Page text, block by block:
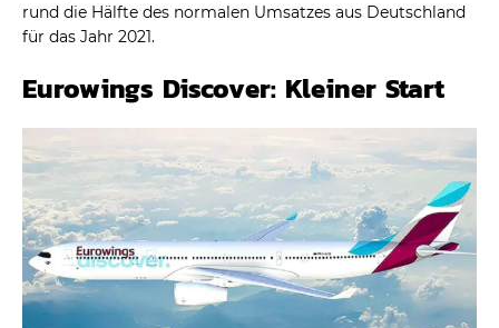
rund die Hälfte des normalen Umsatzes aus Deutschland
für das Jahr 2021.
Eurowings Discover: Kleiner Start